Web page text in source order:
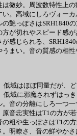
微妙。周波数特性上
。高域にしろヴォー
艶っぽさはSRH1840
が切れやスピード感
感じられる、
まい。音の質感の相
域はほぼ同量だが、
域に邪魔されずはっ
音の分離にしろ一つ
音忠実性はT1の方が
粗や生っぽさはT1の
明瞭さ、音の鮮やか